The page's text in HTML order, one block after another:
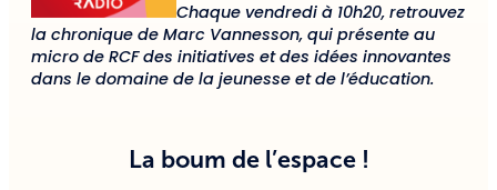
Chaque vendredi à 10h20, retrouvez
la chronique de Marc Vannesson, qui présente au
micro de RCF des initiatives et des idées innovantes
dans le domaine de la jeunesse et de l’éducation.
La boum de l’espace !